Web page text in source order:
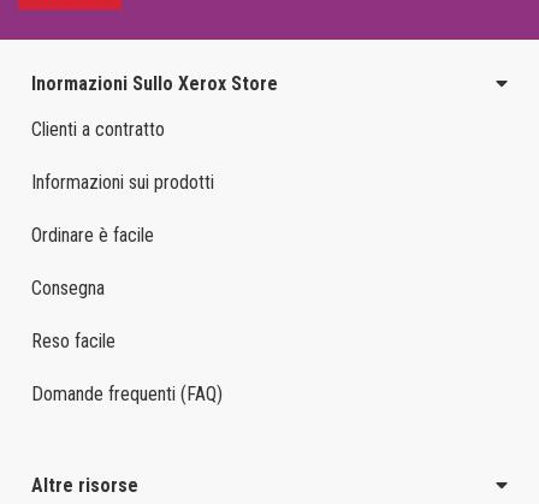
Inormazioni Sullo Xerox Store
Clienti a contratto
Informazioni sui prodotti
Ordinare è facile
Consegna
Reso facile
Domande frequenti (FAQ)
Altre risorse